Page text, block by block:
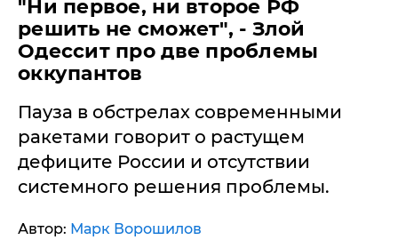
"Ни первое, ни второе РФ
решить не сможет", - Злой
Одессит про две проблемы
оккупантов
Пауза в обстрелах современными
ракетами говорит о растущем
дефиците России и отсутствии
системного решения проблемы.
Автор: Марк Ворошилов